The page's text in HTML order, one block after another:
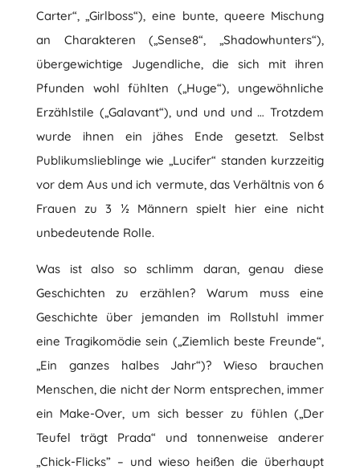
Carter“, „Girlboss“), eine bunte, queere Mischung
an Charakteren („Sense8“, „Shadowhunters“),
übergewichtige Jugendliche, die sich mit ihren
Pfunden wohl fühlten („Huge“), ungewöhnliche
Erzählstile („Galavant“), und und und … Trotzdem
wurde ihnen ein jähes Ende gesetzt. Selbst
Publikumslieblinge wie „Lucifer“ standen kurzzeitig
vor dem Aus und ich vermute, das Verhältnis von 6
Frauen zu 3 ½ Männern spielt hier eine nicht
unbedeutende Rolle.
Was ist also so schlimm daran, genau diese
Geschichten zu erzählen? Warum muss eine
Geschichte über jemanden im Rollstuhl immer
eine Tragikomödie sein („Ziemlich beste Freunde“,
„Ein ganzes halbes Jahr“)? Wieso brauchen
Menschen, die nicht der Norm entsprechen, immer
ein Make-Over, um sich besser zu fühlen („Der
Teufel trägt Prada“ und tonnenweise anderer
„Chick-Flicks” – und wieso heißen die überhaupt